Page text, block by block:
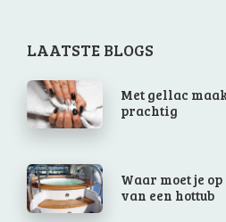
LAATSTE BLOGS
Met gellac
prachtig
Waar moet je
van een hottub